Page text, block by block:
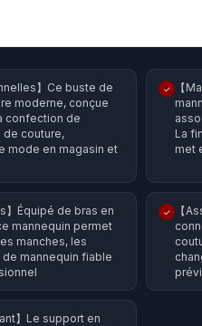
】Ce buste de
moderne, conçue
confection de
de couture,
mode en magasin et
✓
【
La
met
】Équipé de bras en
mannequin permet
manches, les
mannequin fiable
✓
【
】Le support en